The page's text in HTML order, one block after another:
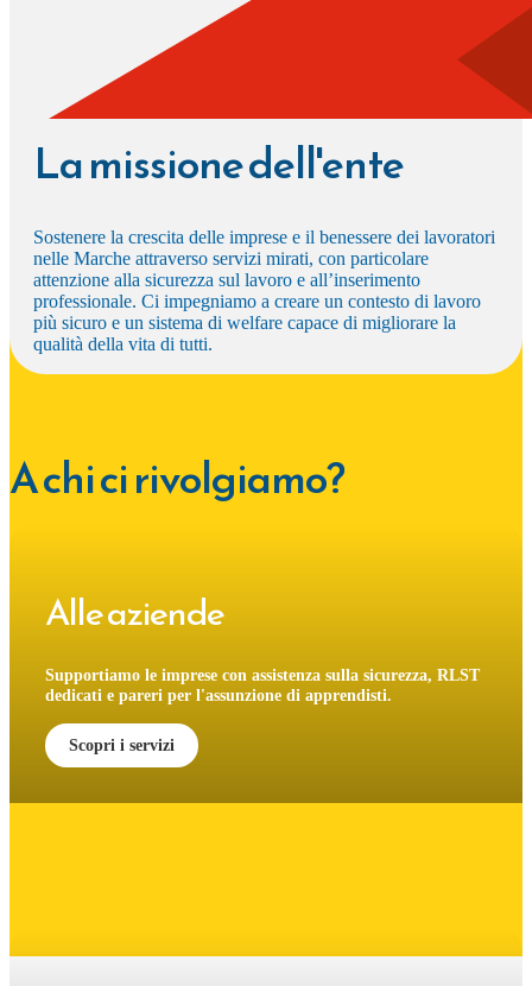
La missione dell'ente
Sostenere la crescita delle imprese e il benessere dei lavoratori
nelle Marche attraverso servizi mirati, con particolare
attenzione alla sicurezza sul lavoro e all’inserimento
professionale. Ci impegniamo a creare un contesto di lavoro
più sicuro e un sistema di welfare capace di migliorare la
qualità della vita di tutti.
A chi ci rivolgiamo?
Alle aziende
Supportiamo le imprese con assistenza sulla sicurezza, RLST
dedicati e pareri per l'assunzione di apprendisti.
Scopri i servizi